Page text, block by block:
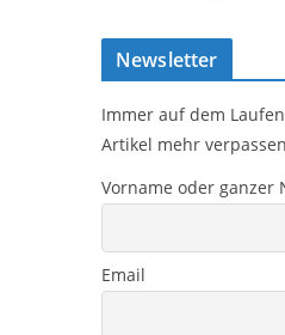
Newsletter
Immer auf dem
Artikel mehr
Vorname oder ganzer
Email